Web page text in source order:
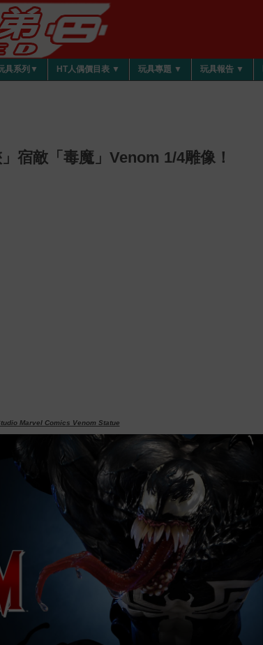
具系列▼ HT人偶價目表 ▼ 玩具專題 ▼ 玩具報告 ▼
宿敵「毒魔」Venom 1/4雕像！
Marvel Comics Venom Statue